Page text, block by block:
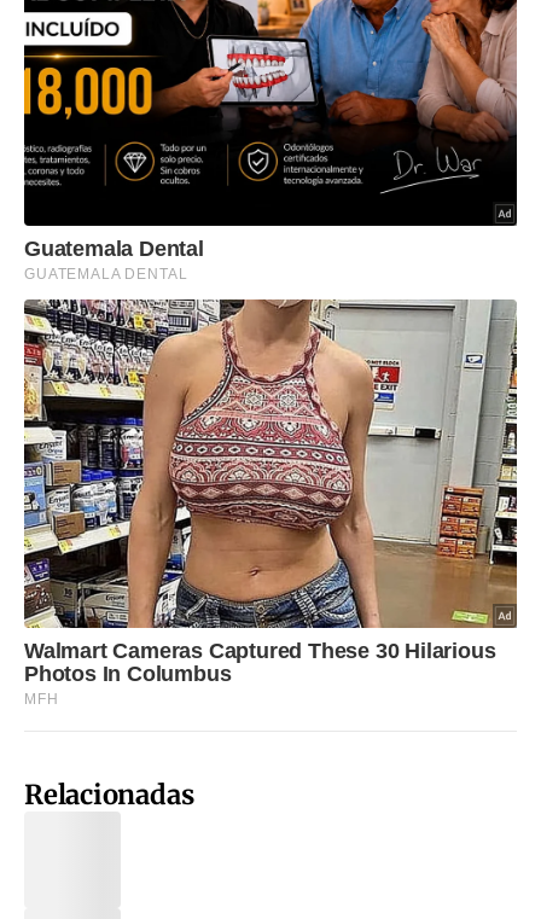
Relacionadas